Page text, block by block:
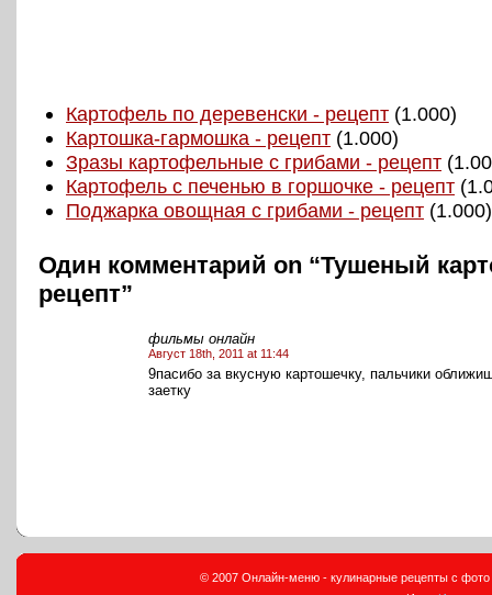
Картофель по деревенски - рецепт (1.000)
Картошка-гармошка - рецепт (1.000)
Зразы картофельные с грибами - рецепт
Картофель с печенью в горшочке - рецепт
Поджарка овощная с грибами - рецепт (1.000)
Один комментарий on “Тушеный
рецепт”
фильмы онлайн
Август 18th, 2011 at 11:44
9пасибо за вкусную картошечку, пальчики
заетку
© 2007 Онлайн-меню - кулинарные рецепты с фото